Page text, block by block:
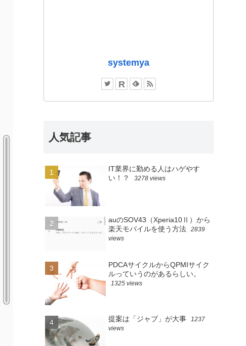
systemya
人気記事
IT業界に勤める人はハゲやす
い！？
3278 views
auのSOV43（Xperia10Ⅱ）から
楽天モバイルを使う方法
2839
views
PDCAサイクルからQPMIサイク
ルっていうのがあるらしい。
1325 views
提案は「ジャブ」が大事
1237
views